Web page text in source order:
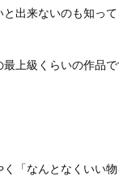
出来ないのも知っ
上級くらいの作品
「なんとなくいい